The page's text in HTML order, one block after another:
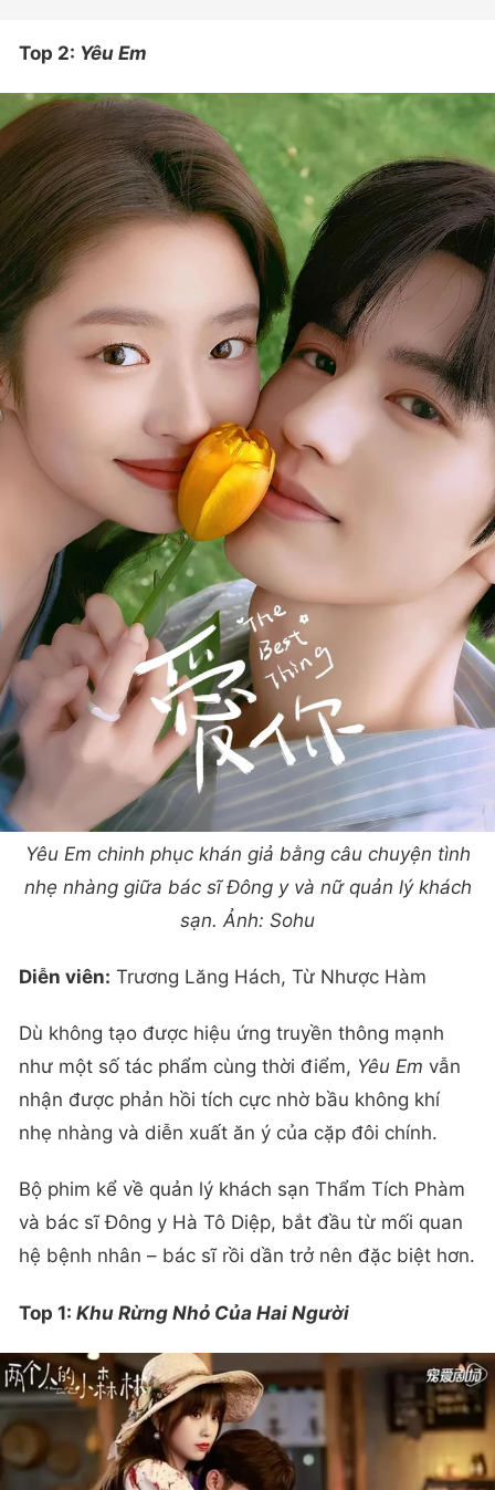
Top 2: Yêu Em
Yêu Em chinh phục khán giả bằng câu chuyện tình
nhẹ nhàng giữa bác sĩ Đông y và nữ quản lý khách
sạn. Ảnh: Sohu
Diễn viên: Trương Lăng Hách, Từ Nhược Hàm
Dù không tạo được hiệu ứng truyền thông mạnh
như một số tác phẩm cùng thời điểm, Yêu Em vẫn
nhận được phản hồi tích cực nhờ bầu không khí
nhẹ nhàng và diễn xuất ăn ý của cặp đôi chính.
Bộ phim kể về quản lý khách sạn Thẩm Tích Phàm
và bác sĩ Đông y Hà Tô Diệp, bắt đầu từ mối quan
hệ bệnh nhân – bác sĩ rồi dần trở nên đặc biệt hơn.
Top 1: Khu Rừng Nhỏ Của Hai Người